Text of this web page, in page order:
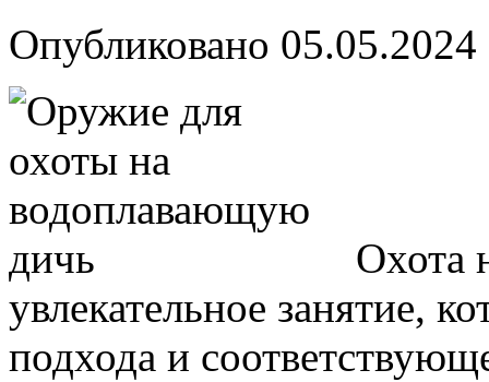
Опубликовано 05.05.2024
Охота
увлекательное занятие,
подхода и